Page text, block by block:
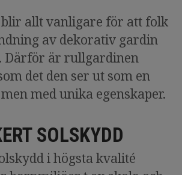
allt vanligare för att folk
av dekorativ gardin
Därför är rullgardinen
det den ser ut som en
med unika egenskaper.
SOLSKYDD
i högsta kvalité